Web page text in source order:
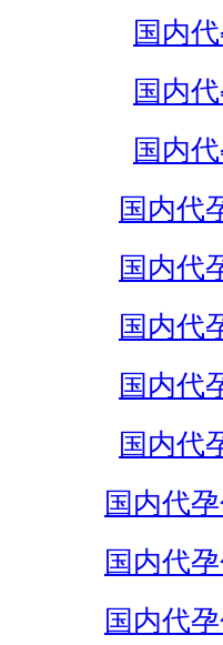
国内
国内
国内
国内代
国内代
国内代
国内代
国内代
国内代
国内代
国内代